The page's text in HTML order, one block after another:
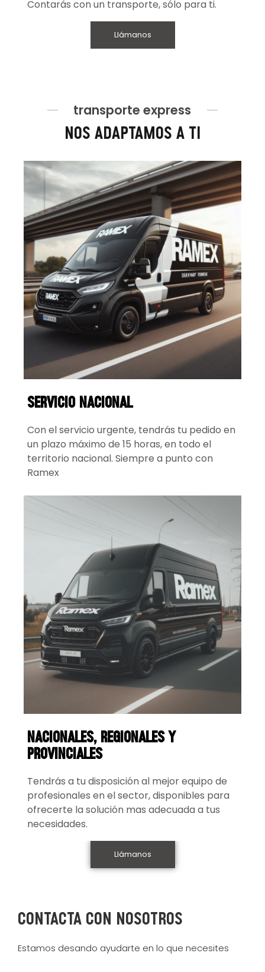
Contarás con un transporte, sólo para ti.
Llámanos
transporte express
nos adaptamos a ti
servicio nacional
Con el servicio urgente, tendrás tu pedido en
un plazo máximo de 15 horas, en todo el
territorio nacional. Siempre a punto con
Ramex
nacionales, regionales y
provinciales
Tendrás a tu disposición al mejor equipo de
profesionales en el sector, disponibles para
ofrecerte la solución mas adecuada a tus
necesidades.
Llámanos
contacta con nosotros
Estamos desando ayudarte en lo que necesites